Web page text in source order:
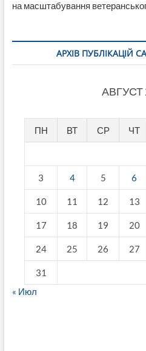
на масштабування
АРХІВ ПУБЛІКАЦІЙ
АВГУСТ
ПН ВТ СР ЧТ
3 4 5 6
10 11 12 13
17 18 19 20
24 25 26 27
31
« Июл